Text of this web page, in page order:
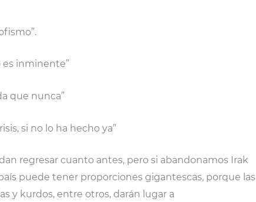
es inminente”
que nunca”
si no lo ha hecho ya”
regresar cuanto antes, pero si abandonamos Irak
puede tener proporciones gigantescas, porque las
y kurdos, entre otros, darán lugar a